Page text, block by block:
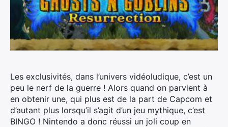
Les exclusivités, dans l’univers vidéoludique, c’est un
peu le nerf de la guerre ! Alors quand on parvient à
en obtenir une, qui plus est de la part de Capcom et
d’autant plus lorsqu’il s’agit d’un jeu mythique, c’est
BINGO ! Nintendo a donc réussi un joli coup en